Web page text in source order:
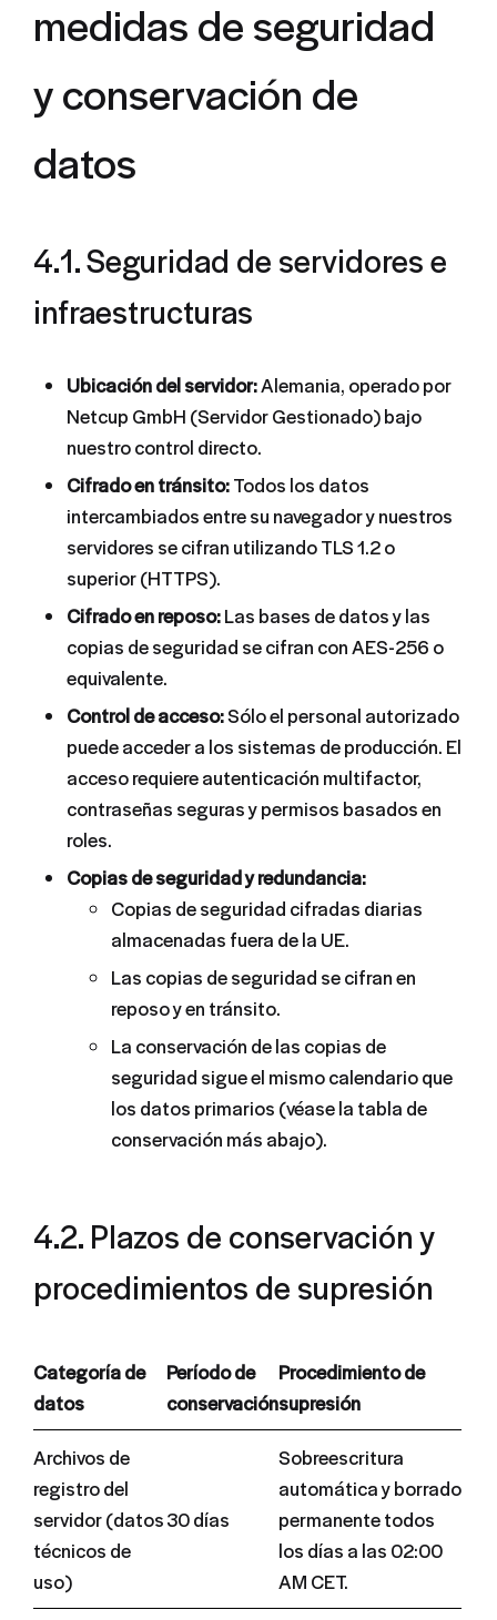
medidas de seguridad
y conservación de
datos
4.1. Seguridad de servidores e
infraestructuras
Ubicación del servidor:Alemania, operado por
Netcup GmbH (Servidor Gestionado) bajo
nuestro control directo.
Cifrado en tránsito:Todos los datos
intercambiados entre su navegador y nuestros
servidores se cifran utilizando TLS 1.2 o
superior (HTTPS).
Cifrado en reposo:Las bases de datos y las
copias de seguridad se cifran con AES-256 o
equivalente.
Control de acceso:Sólo el personal autorizado
puede acceder a los sistemas de producción. El
acceso requiere autenticación multifactor,
contraseñas seguras y permisos basados en
roles.
Copias de seguridad y redundancia:
Copias de seguridad cifradas diarias
almacenadas fuera de la UE.
Las copias de seguridad se cifran en
reposo y en tránsito.
La conservación de las copias de
seguridad sigue el mismo calendario que
los datos primarios (véase la tabla de
conservación más abajo).
4.2. Plazos de conservación y
procedimientos de supresión
Categoría de
datos
Período de
conservación
Procedimiento de
supresión
Archivos de
registro del
servidor (datos
técnicos de
uso)
30 días
Sobreescritura
automática y borrado
permanente todos
los días a las 02:00
AM CET.